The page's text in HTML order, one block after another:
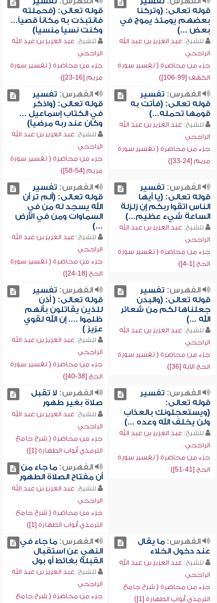
قوله تعالى: (وتركنا
بعضهم يومئذ يموج في
بعض ...)
للشيخ: عبد العزيز بن عبد الله
الراجحي
جزء من محاضرة ( تفسير سورة
الكهف [99-106])
قوله تعالى: (فحملته
فانتبذت به مكاناً قصياً...
وكنت نسياً منسياً)
للشيخ: عبد العزيز بن عبد الله
الراجحي
جزء من محاضرة ( تفسير سورة
مريم [16-23])
الفهرس: تفسير
قوله تعالى: (فأتت به
قومها تحمله...)
للشيخ: عبد العزيز بن عبد الله
الراجحي
جزء من محاضرة ( تفسير سورة
مريم [24-33])
الفهرس: تفسير
قوله تعالى: (واذكر
في الكتاب إسماعيل ...
وكان عند ربه مرضياً)
للشيخ: عبد العزيز بن عبد الله
الراجحي
جزء من محاضرة ( تفسير سورة
مريم [54-58])
الفهرس: تفسير
قوله تعالى: (يا أيها
الناس اتقوا ربكم إن زلزلة
الساعة شيء عظيم...)
للشيخ: عبد العزيز بن عبد الله
الراجحي
جزء من محاضرة ( تفسير سورة
الحج [1-4])
الفهرس: تفسير
قوله تعالى: (ألم تر أن
الله يسجد له من في
السماوات ومن في الأرض
...)
للشيخ: عبد العزيز بن عبد الله
الراجحي
جزء من محاضرة ( تفسير سورة
الحج [18-24])
الفهرس: تفسير
قوله تعالى: (والبدن
جعلناها لكم من شعائر
الله ...)
للشيخ: عبد العزيز بن عبد الله
الراجحي
جزء من محاضرة ( تفسير سورة
الحج الآية [36])
الفهرس: تفسير
قوله تعالى: ( أذن
للذين يقاتلون بأنهم
ظلموا .... إن الله لقوي
عزيز )
للشيخ: عبد العزيز بن عبد الله
الراجحي
جزء من محاضرة ( تفسير سورة
الحج [38-40])
الفهرس: تفسير
قوله تعالى:
(ويستعجلونك بالعذاب
ولن يخلف الله وعده ...)
للشيخ: عبد العزيز بن عبد الله
الراجحي
جزء من محاضرة ( تفسير سورة
الحج [41-51])
الفهرس: لا تقبل
صلاة بغير طهور
للشيخ: عبد العزيز بن عبد الله
الراجحي
جزء من محاضرة ( شرح جامع
الترمذي أبواب الطهارة [1])
الفهرس:ما جاء من
أن مفتاح الصلاة الطهور
للشيخ: عبد العزيز بن عبد الله
الراجحي
جزء من محاضرة ( شرح جامع
الترمذي أبواب الطهارة [1])
الفهرس:ما يقال
عند دخول الخلاء
للشيخ: عبد العزيز بن عبد الله
الراجحي
جزء من محاضرة ( شرح جامع
الترمذي أبواب الطهارة [1])
الفهرس:ما جاء في
النهي عن استقبال
القبلة بغائط أو بول
للشيخ: عبد العزيز بن عبد الله
الراجحي
جزء من محاضرة ( شرح جامع